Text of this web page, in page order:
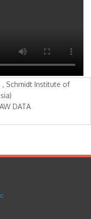
, Schmidt Institute of
DATA